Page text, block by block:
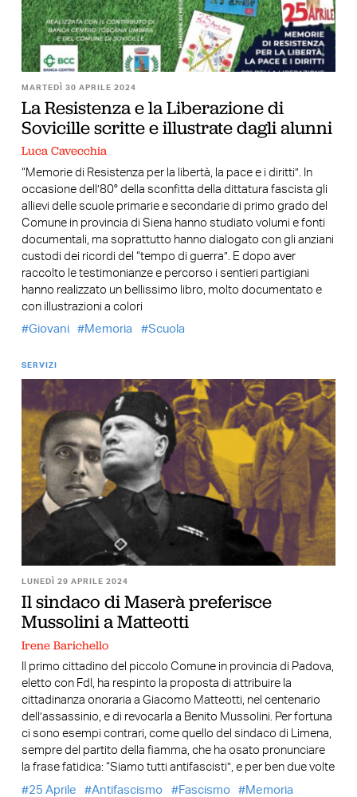
MARTEDÌ 30 APRILE 2024
La Resistenza e la Liberazione di
Sovicille scritte e illustrate dagli alunni
Luca Cavecchia
“Memorie di Resistenza per la libertà, la pace e i diritti”. In
occasione dell’80° della sconfitta della dittatura fascista gli
allievi delle scuole primarie e secondarie di primo grado del
Comune in provincia di Siena hanno studiato volumi e fonti
documentali, ma soprattutto hanno dialogato con gli anziani
custodi dei ricordi del “tempo di guerra”. E dopo aver
raccolto le testimonianze e percorso i sentieri partigiani
hanno realizzato un bellissimo libro, molto documentato e
con illustrazioni a colori
Giovani
Memoria Scuola
SERVIZI
LUNEDÌ 29 APRILE 2024
Il sindaco di Maserà preferisce
Mussolini a Matteotti
Irene Barichello
Il primo cittadino del piccolo Comune in provincia di Padova,
eletto con FdI, ha respinto la proposta di attribuire la
cittadinanza onoraria a Giacomo Matteotti, nel centenario
dell’assassinio, e di revocarla a Benito Mussolini. Per fortuna
ci sono esempi contrari, come quello del sindaco di Limena,
sempre del partito della fiamma, che ha osato pronunciare
la frase fatidica: “Siamo tutti antifascisti”, e per ben due volte
25 Aprile
Antifascismo Fascismo Memoria